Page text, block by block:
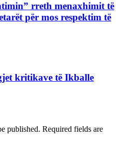
rreth menaxhimit të
për mos respektim të
kritikave të Ikballe
published. Required fields are